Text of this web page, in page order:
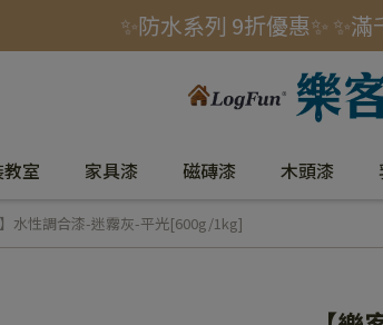
✨防水系列 9折優惠✨ ✨滿
室 家具漆 磁磚漆 木頭漆
】水性調合漆-迷霧灰-平光[600g/1kg]